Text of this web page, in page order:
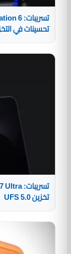
تحسينات في
تخزين UFS 5.0